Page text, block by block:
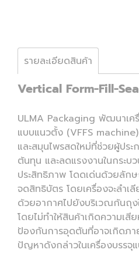
รายละเอียดสินค้า
Vertical Form-Fill-
ULMA Packaging พัฒนาเค
แบบแนวตั้ง (VFFS
และสมุนไพรสดใหม่ที่ช่วยผู้ปร
ต้นทุน และลดแรงงานในกระบ
ประสิทธิภาพ โดดเด่นด้วยลัก
จดสิทธิบัตร โดยเครื่องจะลำเ
ด้วยอากาศไปยังบริเวณก้นถุง
โดยไม่ทำให้สินค้าเกิดความเ
ป้องกันการอุดตันที่อาจเกิดภ
ปัญหาดังกล่าวในเครื่องบรรจุ